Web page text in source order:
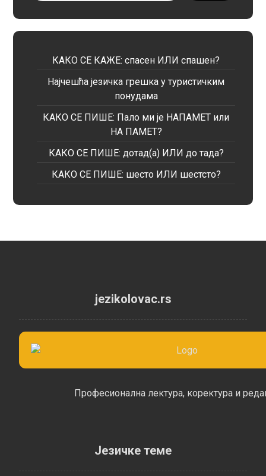
КАКО СЕ КАЖЕ: спасен ИЛИ спашен?
Најчешћа језичка грешка у туристичким
понудама
КАКО СЕ ПИШЕ: Пало ми је НАПАМЕТ или
НА ПАМЕТ?
КАКО СЕ ПИШЕ: дотад(а) ИЛИ до тада?
КАКО СЕ ПИШЕ: шесто ИЛИ шестсто?
jezikolovac.rs
Професионална лектура, коректура и
Језичке теме